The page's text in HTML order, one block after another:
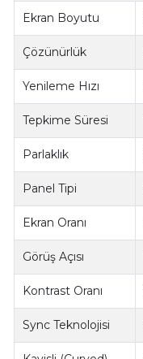
Ekran Boyutu
Çözünürlük
Yenileme Hızı
Tepkime Süresi
Parlaklık
Panel Tipi
Ekran Oranı
Görüş Açısı
Kontrast Oranı
Sync Teknolojisi